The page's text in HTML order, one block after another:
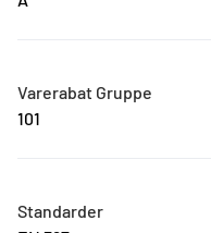
Varerabat Gruppe
101
Standarder